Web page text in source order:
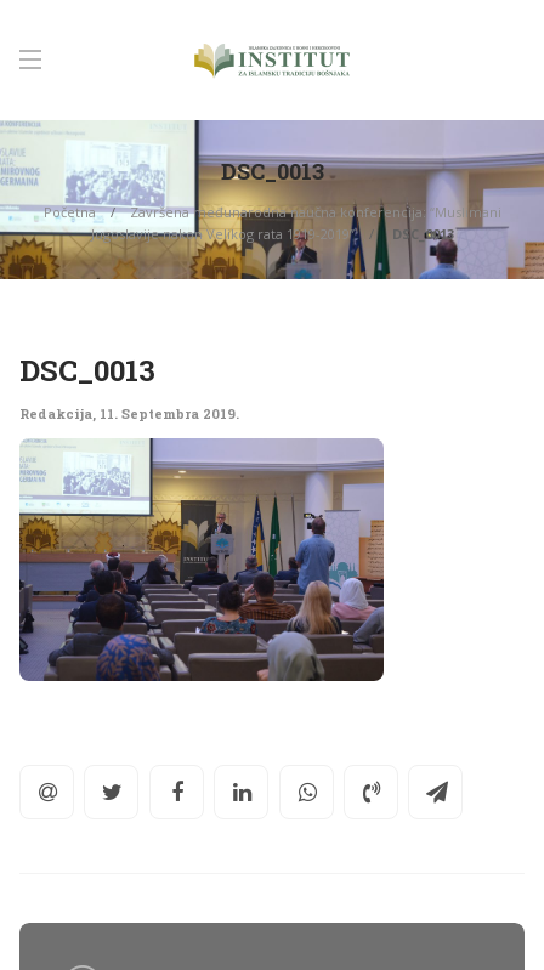
DSC_0013
Početna
Završena međunarodna naučna konferencija: “Muslimani
Jugoslavije nakon Velikog rata 1919-2019”
DSC_0013
DSC_0013
Redakcija, 11. Septembra 2019.